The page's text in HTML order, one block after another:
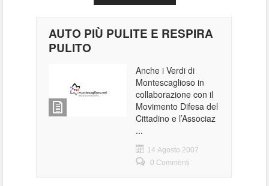
AUTO PIÙ PULITE E RESPIRA
PULITO
Anche i Verdi di
Montescaglioso in
collaborazione con il
Movimento Difesa del
Cittadino e l’Associaz
...
14 Agosto 2007
0 Commenti